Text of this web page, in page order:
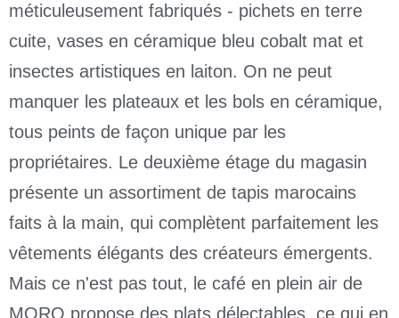
méticuleusement fabriqués - pichets en terre
cuite, vases en céramique bleu cobalt mat et
insectes artistiques en laiton. On ne peut
manquer les plateaux et les bols en céramique,
tous peints de façon unique par les
propriétaires. Le deuxième étage du magasin
présente un assortiment de tapis marocains
faits à la main, qui complètent parfaitement les
vêtements élégants des créateurs émergents.
Mais ce n'est pas tout, le café en plein air de
MORO propose des plats délectables, ce qui en